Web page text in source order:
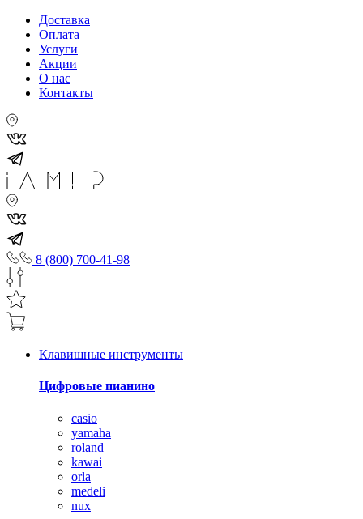
Доставка
Оплата
Услуги
Акции
О нас
Контакты
8 (800) 700-41-98
Клавишные инструменты
Цифровые пианино
casio
yamaha
roland
kawai
orla
medeli
nux